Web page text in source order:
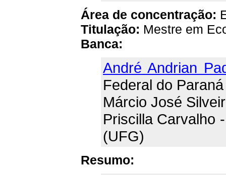
Área de concentração:
Titulação: Mestre em
Banca:
André Andrian
Federal do
Márcio José
Priscilla Carvalho
(UFG)
Resumo: